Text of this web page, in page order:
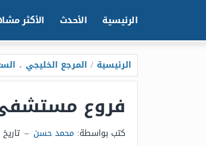
الرئيسية الأحدث الأكثر
الرئيسية / المرجع الخليجي ،
فروع
كتب بواسطة: محمد حسن –